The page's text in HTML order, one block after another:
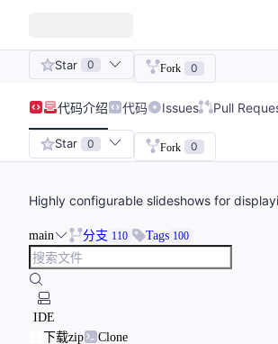
Star 0 Fork 0
代码介绍 代码 Issues Pull
Star 0 Fork 0
Highly configurable slideshows for
main 分支 110 Tags 100
IDE
下载zip
Clone